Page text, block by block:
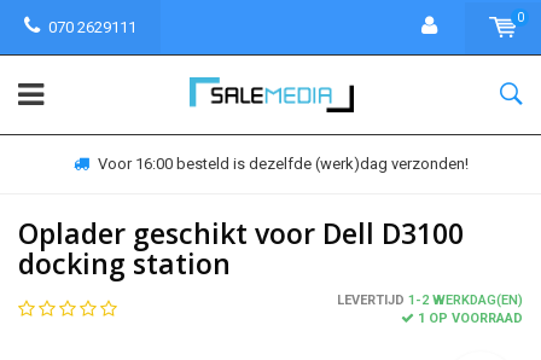
070 2629111
0
Voor 16:00 besteld is dezelfde (werk)dag verzonden!
Oplader geschikt voor Dell D3100
docking station
LEVERTIJD 1-2 WERKDAG(EN)
1 OP VOORRAAD